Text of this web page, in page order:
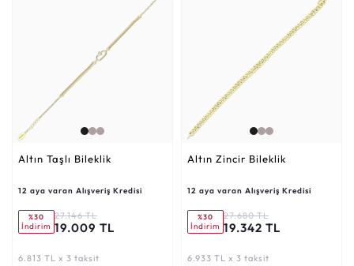
Altın Taşlı Bileklik
12 aya varan Alışveriş Kredisi
%30
İndirim
27.146 TL
19.009 TL
6.813 TL x 3 taksit
Altın Zincir Bileklik
12 aya varan Alışveriş Kredisi
%30
İndirim
27.680 TL
19.342 TL
6.933 TL x 3 taksit